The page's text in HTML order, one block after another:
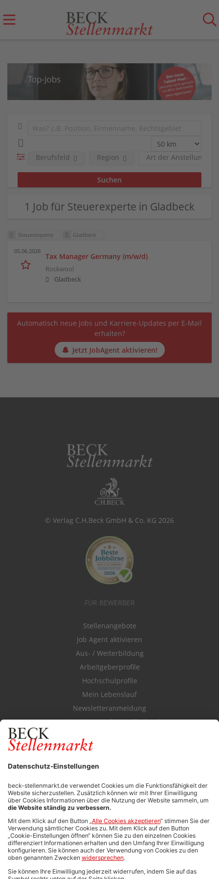
Berufsfeld Region Art der Anstellung
1 Job für Steuerexperte in Gladbeck
Steuerexperte Gladbeck
05.06.2026
Tax Manager Germany (m/w/d)
Rockwool
Gladbeck
Automatisch neue Jobs und Karriere-Updates per E-Mail
erhalten?
Jetzt JobAgent aktivieren!
© Verlag C.H.Beck GmbH & Co. KG 2026
FÜR BEWERBER
Stellenangebote
Job Agent aktivieren
Aus- / Weiterbildung
Arbeitgeberprofile
Hochschulprofile
Mein Lebenslauf
Newsletteranmeldung
Durchsuchen Sie den Stellenkatalog
FÜR ARBEITGEBER
Stellenmarktpreise
Anzeigen-AGB
Media-Daten
Newsletteranmeldung
Produktübersicht
ALLGEMEIN
FAQs